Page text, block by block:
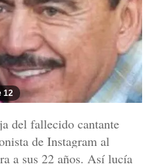
12
del fallecido cantante
de Instagram al
a sus 22 años. Así lucía